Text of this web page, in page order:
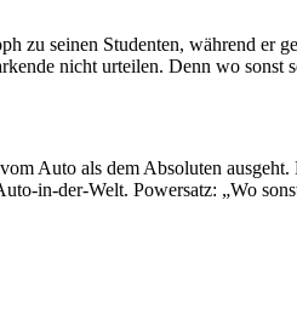
zu seinen Studenten, während
nicht urteilen. Denn wo
Auto als dem Absoluten
in-der-Welt. Powersatz: „Wo